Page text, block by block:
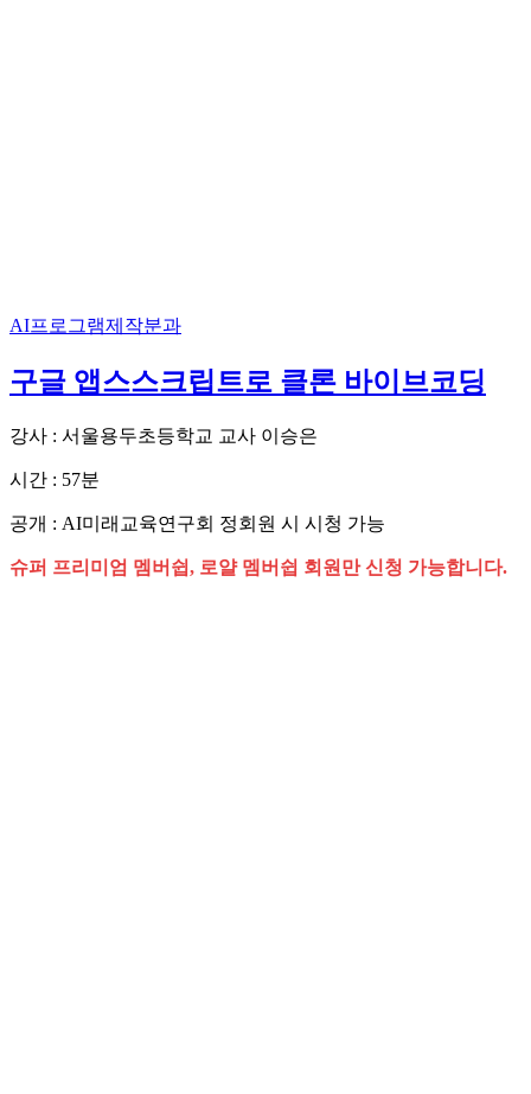
AI프로그램제작분과
구글 앱스스크립트로 클론 바이브코딩
강사 : 서울용두초등학교 교사 이승은
시간 : 57분
공개 : AI미래교육연구회 정회원 시 시청 가능
슈퍼 프리미엄 멤버쉽, 로얄 멤버쉽 회원만 신청 가능합니다.